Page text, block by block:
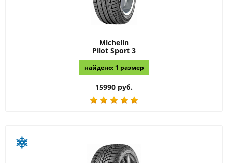
Michelin
Pilot Sport 3
найдено: 1 размер
15990 руб.